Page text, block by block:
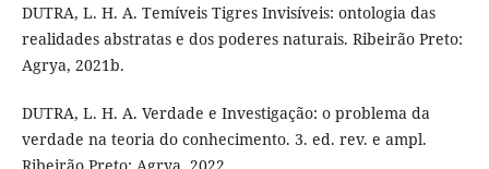
DUTRA, L. H. A. Temíveis Tigres Invisíveis: ontologia das
realidades abstratas e dos poderes naturais. Ribeirão Preto:
Agrya, 2021b.
DUTRA, L. H. A. Verdade e Investigação: o problema da
verdade na teoria do conhecimento. 3. ed. rev. e ampl.